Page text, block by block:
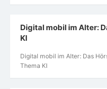
Digital mobil im Alter:
KI
Digital mobil im Alter: Das
Thema KI